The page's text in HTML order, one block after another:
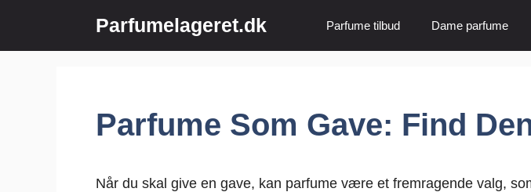
Parfumelageret.dk Parfume tilbud Dame parfume
Parfume Som Gave: Find
Når du skal give en gave, kan parfume være et fremragende valg,